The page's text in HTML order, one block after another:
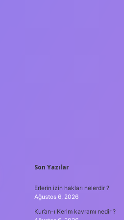
Son Yazılar
Erlerin izin hakları nelerdir ?
Ağustos 6, 2026
Kur’an-ı Kerim kavramı nedir ?
ilbet yeni giriş